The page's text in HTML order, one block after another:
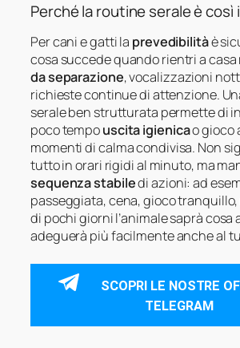
Perché la routine serale è
Per cani e gatti la prevedibilitàè
cosa succede quando rientri a
da separazione, vocalizzazioni
richieste continue di attenzione.
serale ben strutturata permette di
poco tempouscita igienicao gioco
momenti di calma condivisa. Non
tutto in orari rigidi al minuto, ma
sequenza stabiledi azioni: ad
passeggiata, cena, gioco
di pochi giorni l’animale saprà cosa
adeguerà più facilmente anche al
SCOPRI LE NOSTRE
TELEGRAM